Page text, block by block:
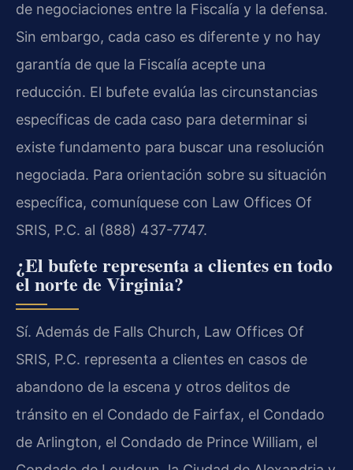
de negociaciones entre la Fiscalía y la defensa.
Sin embargo, cada caso es diferente y no hay
garantía de que la Fiscalía acepte una
reducción. El bufete evalúa las circunstancias
específicas de cada caso para determinar si
existe fundamento para buscar una resolución
negociada. Para orientación sobre su situación
específica, comuníquese con Law Offices Of
SRIS, P.C. al (888) 437-7747.
¿El bufete representa a clientes en todo
el norte de Virginia?
Sí. Además de Falls Church, Law Offices Of
SRIS, P.C. representa a clientes en casos de
abandono de la escena y otros delitos de
tránsito en el Condado de Fairfax, el Condado
de Arlington, el Condado de Prince William, el